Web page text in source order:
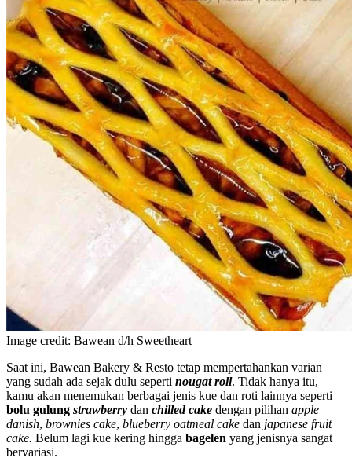
Image credit: Bawean d/h Sweetheart
Saat ini, Bawean Bakery & Resto tetap mempertahankan varian
yang sudah ada sejak dulu seperti nougat roll. Tidak hanya itu,
kamu akan menemukan berbagai jenis kue dan roti lainnya seperti
bolu gulung strawberry dan chilled cake dengan pilihan apple
danish, brownies cake, blueberry oatmeal cake dan japanese fruit
cake. Belum lagi kue kering hingga bagelen yang jenisnya sangat
bervariasi.